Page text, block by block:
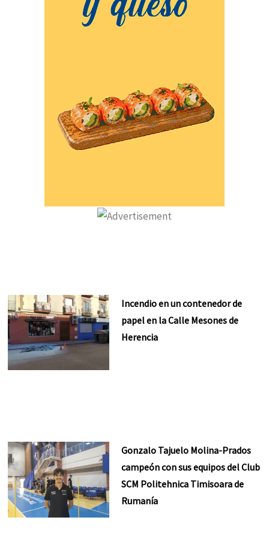
Incendio en un contenedor de
papel en la Calle Mesones de
Herencia
Gonzalo Tajuelo Molina-Prados
campeón con sus equipos del Club
SCM Politehnica Timisoara de
Rumanía